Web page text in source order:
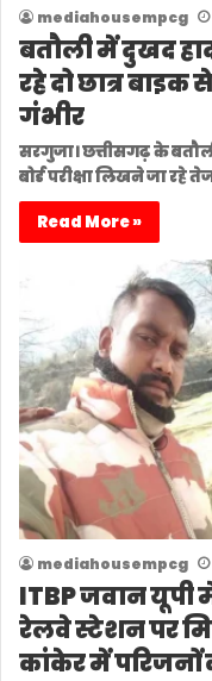
mediahousempcg
बतौली में दुखद
रहे दो छात्र
गंभीर
सरगुजा। छत्तीसगढ़ के
बोर्ड परीक्षा लिखने जा रहे
Read More »
mediahousempcg
ITBP जवान यूपी
रेलवे स्टेशन पर
कांकेर में परिजनों